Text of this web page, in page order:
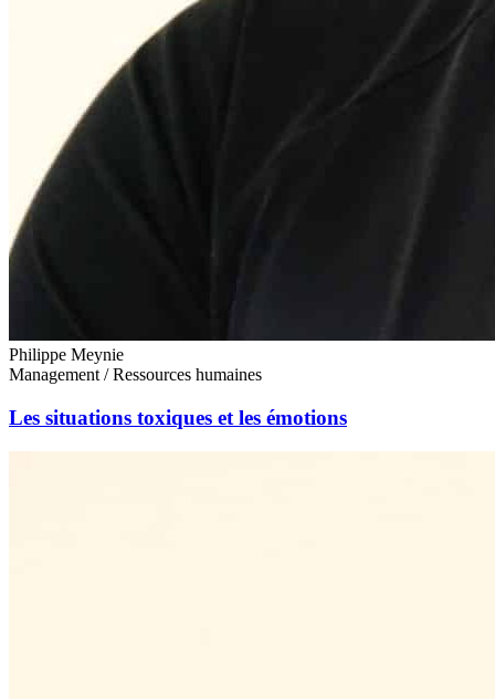
Philippe Meynie
Management / Ressources humaines
Les situations toxiques et les émotions